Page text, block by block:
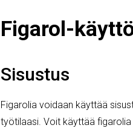
Figarol-
Sisustus
Figarolia voidaan käyttää
työtilaasi. Voit käyttää